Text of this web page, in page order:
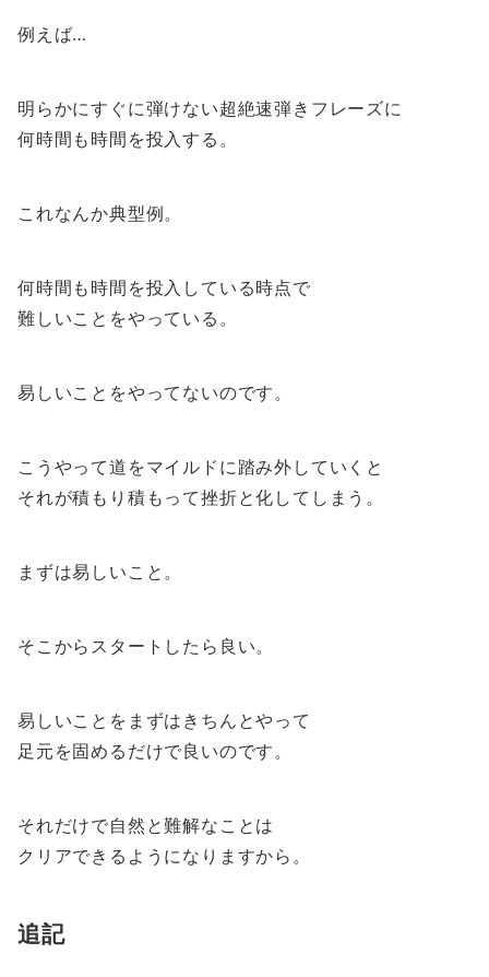
例えば…
明らかにすぐに弾けない超絶速弾きフレーズに
何時間も時間を投入する。
これなんか典型例。
何時間も時間を投入している時点で
難しいことをやっている。
易しいことをやってないのです。
こうやって道をマイルドに踏み外していくと
それが積もり積もって挫折と化してしまう。
まずは易しいこと。
そこからスタートしたら良い。
易しいことをまずはきちんとやって
足元を固めるだけで良いのです。
それだけで自然と難解なことは
クリアできるようになりますから。
追記